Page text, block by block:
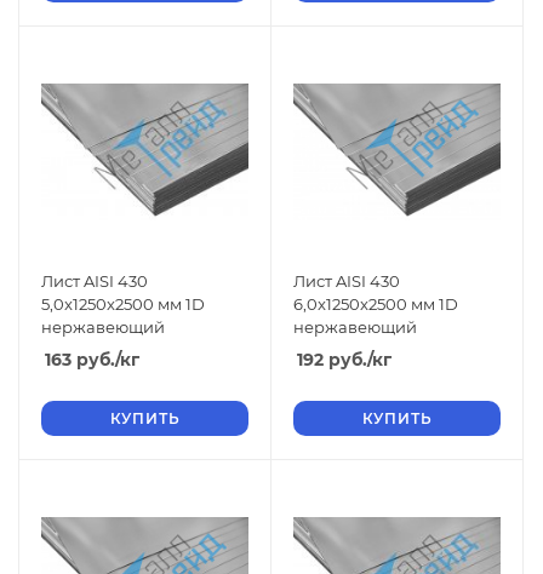
Лист AISI 430
5,0x1250x2500 мм 1D
нержавеющий
163 руб./кг
КУПИТЬ
Лист AISI 430
6,0x1250x2500 мм 1D
нержавеющий
192 руб./кг
КУПИТЬ